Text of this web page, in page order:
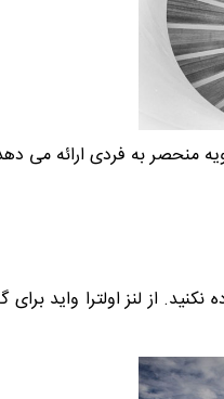
منحصر به فردی ارائه می
نکنید. از لنز اولترا واید